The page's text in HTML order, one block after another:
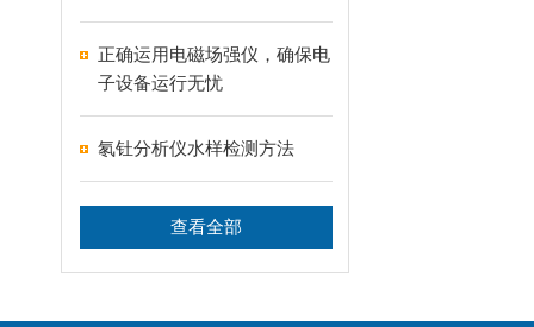
正确运用电磁场强仪，确保电
子设备运行无忧
氡钍分析仪水样检测方法
查看全部